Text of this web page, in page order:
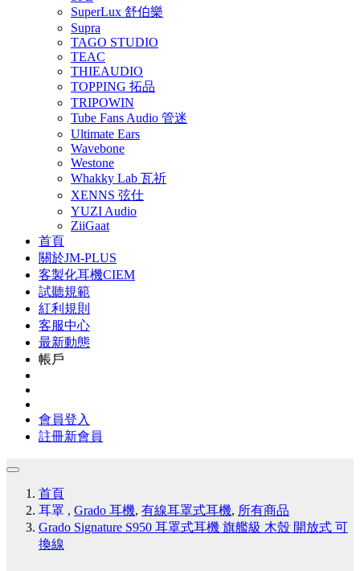
SuperLux 舒伯樂
Supra
TAGO STUDIO
TEAC
THIEAUDIO
TOPPING 拓品
TRIPOWIN
Tube Fans Audio 管迷
Ultimate Ears
Wavebone
Westone
Whakky Lab 瓦祈
XENNS 弦仕
YUZI Audio
ZiiGaat
首頁
關於JM-PLUS
客製化耳機CIEM
試聽規範
紅利規則
客服中心
最新動態
帳戶
會員登入
註冊新會員
首頁
耳罩 , Grado 耳機, 有線耳罩式耳機, 所有商品
Grado Signature S950 耳罩式耳機 旗艦級 木殼 開放式 可
換線